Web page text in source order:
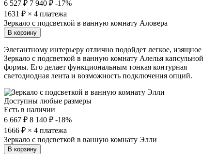
6 527 ₽ 7 940 ₽ -17%
1631 ₽ × 4 платежа
Зеркало с подсветкой в ванную комнату Аловера
В корзину
Элегантному интерьеру отлично подойдет легкое, изящное
Зеркало с подсветкой в ванную комнату Алелья капсульной
формы. Его делает функциональным тонкая контурная
светодиодная лента и возможность подключения опций.
Доступны любые размеры
Есть в наличии
6 667 ₽ 8 140 ₽ -18%
1666 ₽ × 4 платежа
Зеркало с подсветкой в ванную комнату Элли
В корзину